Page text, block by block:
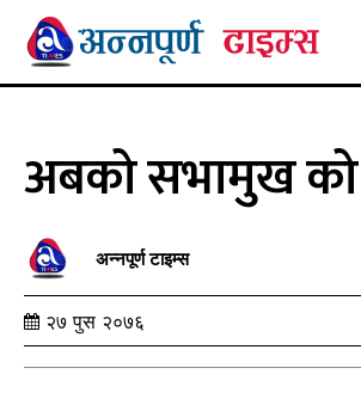
अबको सभामुख
अन्नपूर्ण टाइम्स
२७ पुस २०७६